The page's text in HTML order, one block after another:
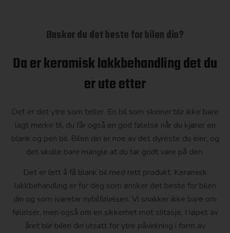
Ønsker du det beste for bilen din?
Da er keramisk lakkbehandling det du
er ute etter
Det er det ytre som teller. En bil som skinner blir ikke bare
lagt merke til, du får også en god følelse når du kjører en
blank og pen bil. Bilen din er noe av det dyreste du eier, og
det skulle bare mangle at du tar godt vare på den.
Det er lett å få blank bil med rett produkt. Keramisk
lakkbehandling er for deg som ønsker det beste for bilen
din og som ivaretar nybilfølelsen. Vi snakker ikke bare om
følelser, men også om en sikkerhet mot slitasje. I løpet av
året blir bilen din utsatt for ytre påvirkning i form av